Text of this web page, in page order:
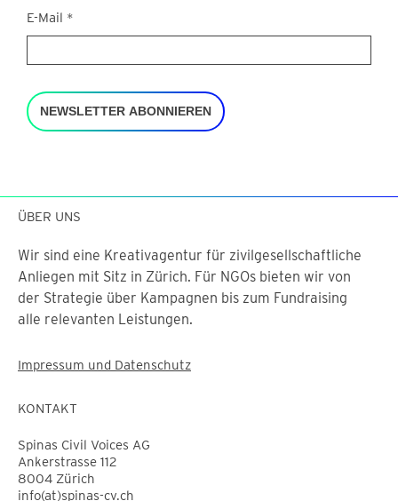
E-Mail *
NEWSLETTER ABONNIEREN
ÜBER UNS
Wir sind eine Kreativagentur für zivilgesellschaftliche
Anliegen mit Sitz in Zürich. Für NGOs bieten wir von
der Strategie über Kampagnen bis zum Fundraising
alle relevanten Leistungen.
Impressum und Datenschutz
KONTAKT
Spinas Civil Voices AG
Ankerstrasse 112
8004 Zürich
info(at)spinas-cv.ch